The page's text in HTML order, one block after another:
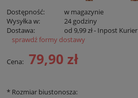
Dostępność:
w magazynie
Wysyłka w:
24 godziny
Dostawa:
od 9,99 zł- Inpost Kurier
Cena zawiera koszty płatności online
sprawdź formy dostawy
Cena: 79,90 zł
* Rozmiar biustonosza: